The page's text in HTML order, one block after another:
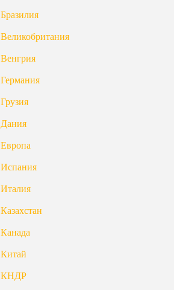
Бразилия
Великобритания
Венгрия
Германия
Грузия
Дания
Европа
Испания
Италия
Казахстан
Канада
Китай
КНДР